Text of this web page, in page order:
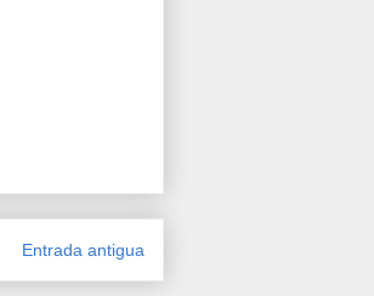
Entrada antigua